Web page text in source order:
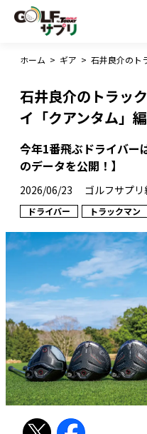
ホーム > ギア >
石井良介のトラッ
イ「クアンタム」編
今年1番飛ぶドライバー
のデータを公開！】
2026/06/23 ゴルフサプリ
ドライバー トラックマン